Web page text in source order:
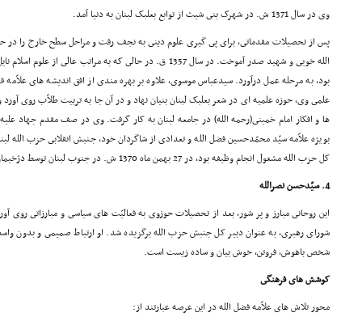
وى در سال 1371 ش. در شهرک بنى شیث از توابع بعلبک لبنان به دنیا آمد.
پس از تحصیلات مقدماتى، براى پى گیرى علوم دینى به نجف رفت و مراحل سطح خارج را در
الله خویى و شهید صدر آموخت. در سال 1357 ق. در حالى که به مراتب
بود، به مرحله عمل درآورد. سیدعباس موسوى، علاوه بر بهره مندى از افق اندیشه هاى علاّمه
علمى وى، حوزه علمیه اى در شعر بعلبک لبنان بنیان نهاد و در آن جا به تربیت طلاّب روى آورد
ها و افکار امام خمینى(رحمه الله) در جامعه لبنان به کار گرفت. وى در صف مقدم جهاد
بویژه علاّمه سیّد محمّدحسین فضل الله و تعدادى از شاگردان خود، جنبش انقلابى حزب الله
کل حزب الله مشغول انجام وظیفه بود، در 27 بهمن ماه 1370 ش. در جنوب لبنان توسط دژخیمان صهیونیستى به شهادت رسید
4. سیّدحسن نصرالله
این روحانى مبارز و پر شور، بعد از تحصیلات حوزوى به فعالیّت هاى سیاسى و مبارزاتى
شوراى رهبرى، به عنوان دبیر کل جنبش حزب الله برگزیده شد. او ارتباط صمیمى و بدون
شخص باهوش، فروتن، خوش بیان و ساده زیست است.
کوشش هاى فرهنگى
محور تلاش هاى علاّمه فضل الله در این عرصه عبارتند از: